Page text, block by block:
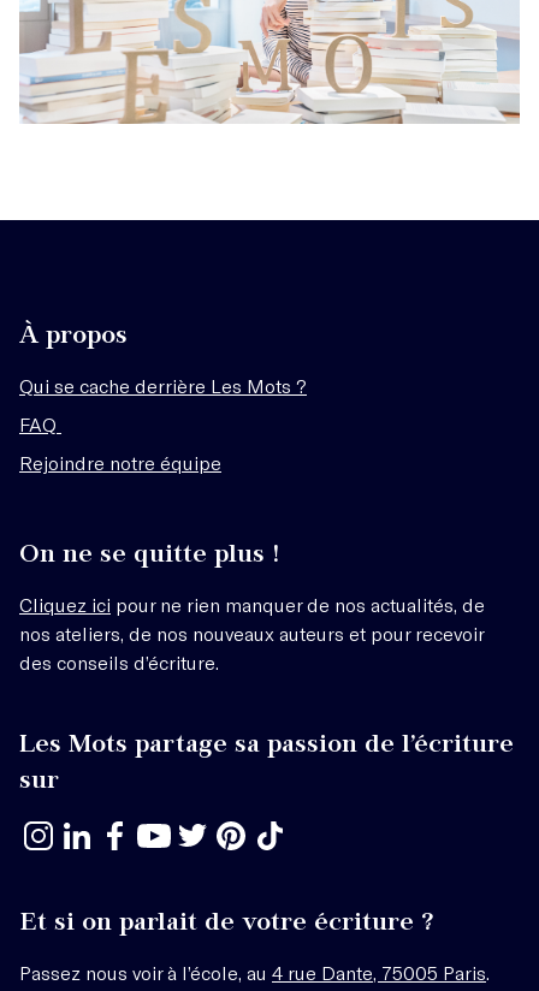
À propos
Qui se cache derrière Les Mots ?
FAQ
Rejoindre notre équipe
On ne se quitte plus !
Cliquez ici pour ne rien manquer de nos actualités, de
nos ateliers, de nos nouveaux auteurs et pour recevoir
des conseils d’écriture.
Les Mots partage sa passion de l’écriture
sur
Et si on parlait de votre écriture ?
Passez nous voir à l’école, au 4 rue Dante, 75005 Paris